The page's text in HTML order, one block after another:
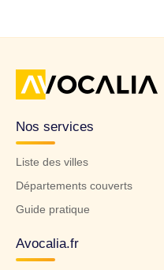
Nos services
Liste des villes
Départements couverts
Guide pratique
Avocalia.fr